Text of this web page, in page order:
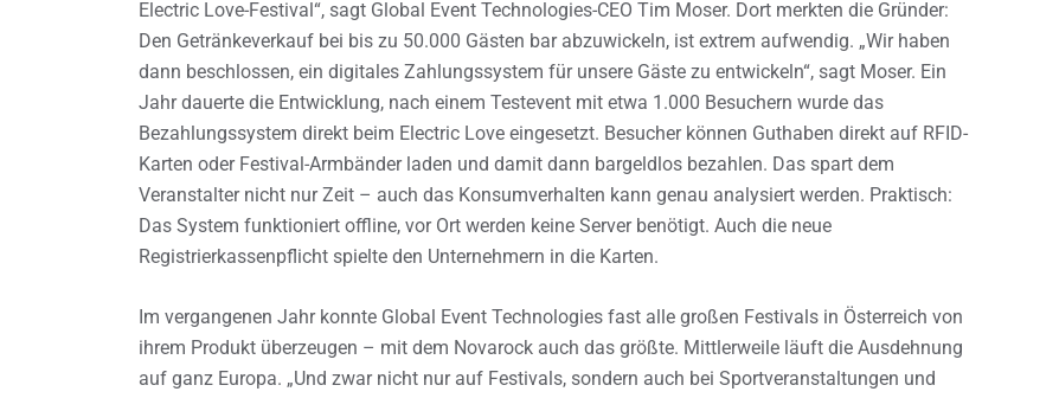
Electric Love-Festival“, sagt Global Event Technologies-CEO Tim Moser. Dort merkten die Gründer:
Den Getränkeverkauf bei bis zu 50.000 Gästen bar abzuwickeln, ist extrem aufwendig. „Wir haben
dann beschlossen, ein digitales Zahlungssystem für unsere Gäste zu entwickeln“, sagt Moser. Ein
Jahr dauerte die Entwicklung, nach einem Testevent mit etwa 1.000 Besuchern wurde das
Bezahlungssystem direkt beim Electric Love eingesetzt. Besucher können Guthaben direkt auf RFID-
Karten oder Festival-Armbänder laden und damit dann bargeldlos bezahlen. Das spart dem
Veranstalter nicht nur Zeit – auch das Konsumverhalten kann genau analysiert werden. Praktisch:
Das System funktioniert offline, vor Ort werden keine Server benötigt. Auch die neue
Registrierkassenpflicht spielte den Unternehmern in die Karten.
Im vergangenen Jahr konnte Global Event Technologies fast alle großen Festivals in Österreich von
ihrem Produkt überzeugen – mit dem Novarock auch das größte. Mittlerweile läuft die Ausdehnung
auf ganz Europa. „Und zwar nicht nur auf Festivals, sondern auch bei Sportveranstaltungen und